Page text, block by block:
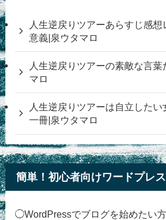
人生逆戻りツアーあらすじ感
意義|泉ウタマロ
人生逆戻りツアーの素敵な言葉
マロ
人生逆戻りツアーは自立した
一冊|泉ウタマロ
簡単！初心者向けワードプレ
◯WordPressでブログを始めたい